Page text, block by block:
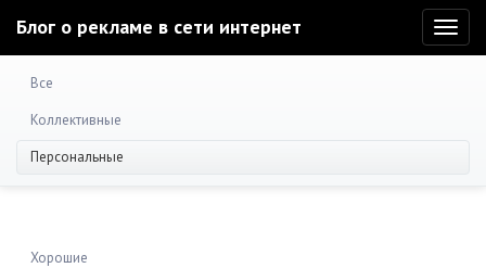
Блог о рекламе в сети интернет
Все
Коллективные
Персональные
Хорошие